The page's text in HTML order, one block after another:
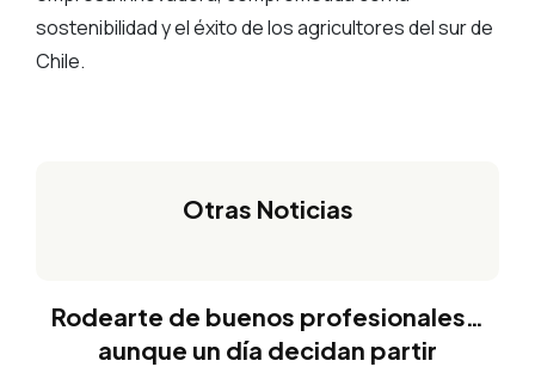
sostenibilidad y el éxito de los agricultores del sur de
Chile.
Otras Noticias
Rodearte de buenos profesionales…
aunque un día decidan partir